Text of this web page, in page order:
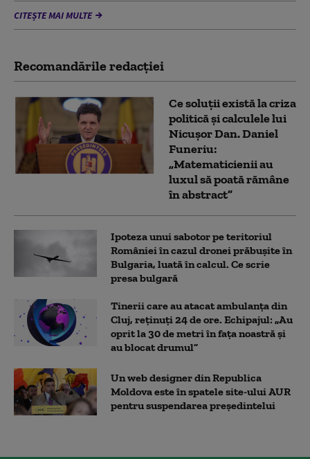
CITEȘTE MAI MULTE
Recomandările redacţiei
Ce soluții există la criza
politică și calculele lui
Nicușor Dan. Daniel
Funeriu:
„Matematicienii au
luxul să poată rămâne
în abstract”
Ipoteza unui sabotor pe teritoriul
României în cazul dronei prăbușite în
Bulgaria, luată în calcul. Ce scrie
presa bulgară
Tinerii care au atacat ambulanța din
Cluj, reținuți 24 de ore. Echipajul: „Au
oprit la 30 de metri în fața noastră și
au blocat drumul”
Un web designer din Republica
Moldova este în spatele site-ului AUR
pentru suspendarea președintelui